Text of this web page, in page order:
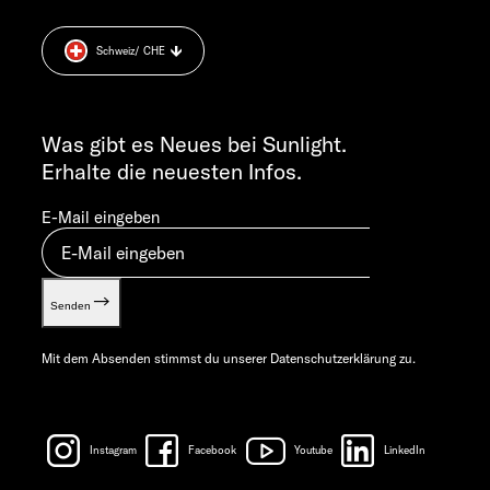
MO-DO 7:30 – 12:00 UND 13:00 – 16:00 UHR
FR 7:30 – 12:00 UHR
info@sunlight.de
Sicherheitshinweis
Cookie Consent
Was gibt es Neues bei Sunlight.
Erhalte die neuesten Infos.
E-Mail eingeben
Senden
Mit dem Absenden stimmst du unserer Datenschutzerklärung zu.
Instagram Facebook Youtube LinkedIn
Schweiz/ CHE